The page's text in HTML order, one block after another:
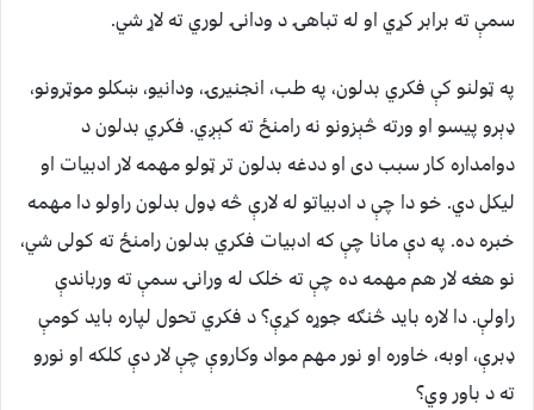
سمې ته برابر کړي او له تباهۍ د ودانۍ لوري ته لاړ شي.
په ټولنو کې فکري بدلون، په طب، انجنیرۍ، ودانیو، ښکلو موټرونو،
ډېرو پیسو او ورته څېزونو نه رامنځ ته کېږي. فکري بدلون د
دوامداره کار سبب دی او ددغه بدلون تر ټولو مهمه لار ادبیات او
لیکل دي. خو دا چې د ادبیاتو له لارې څه ډول بدلون راولو دا مهمه
خبره ده. په دې مانا چې که ادبیات فکري بدلون رامنځ ته کولی شي،
نو هغه لار هم مهمه ده چې ته خلک له ورانۍ سمې ته ورباندې
راولې. دا لاره باید څنګه جوړه کړې؟ د فکري تحول لپاره باید کومې
ډبرې، اوبه، خاوره او نور مهم مواد وکاروې چې لار دې کلکه او نورو
ته د باور وي؟